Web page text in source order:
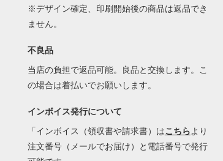
※デザイン確定、印刷開始後の商品は返品でき
ません。
不良品
当店の負担で返品可能。良品と交換します。こ
の場合は着払いでお願いします。
インボイス発行について
「インボイス（領収書や請求書）はこちらより
注文番号（メールでお届け）と電話番号で発行